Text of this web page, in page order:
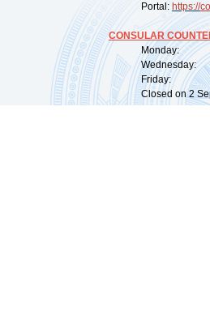
Portal: https://
CONSULAR
Monday:
Wednesday:
Friday:
Closed on 2